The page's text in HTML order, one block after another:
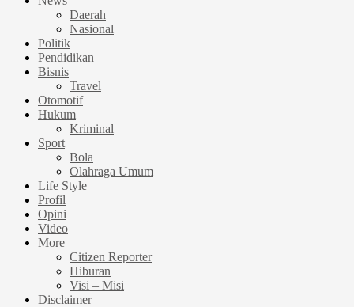
Daerah
Nasional
Politik
Pendidikan
Bisnis
Travel
Otomotif
Hukum
Kriminal
Sport
Bola
Olahraga Umum
Life Style
Profil
Opini
Video
More
Citizen Reporter
Hiburan
Visi – Misi
Disclaimer